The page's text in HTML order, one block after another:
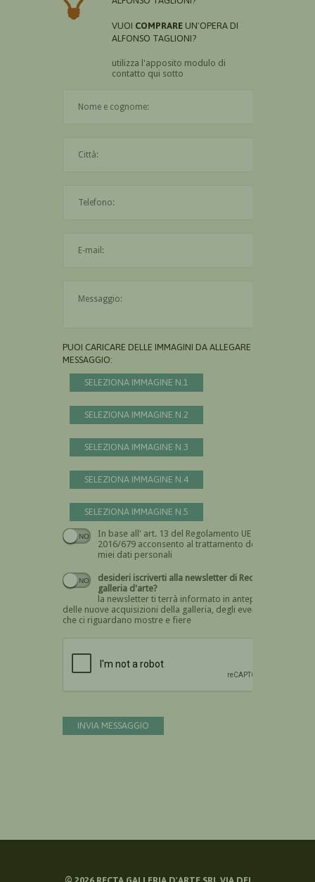
VUOI COMPRARE UN'OPERA DI
ALFONSO TAGLIONI?
utilizza l'apposito modulo di
contatto qui sotto
PUOI CARICARE DELLE IMMAGINI DA ALLEGARE AL
MESSAGGIO:
SELEZIONA IMMAGINE N.1
SELEZIONA IMMAGINE N.2
SELEZIONA IMMAGINE N.3
SELEZIONA IMMAGINE N.4
SELEZIONA IMMAGINE N.5
In base all' art. 13 del Regolamento UE n.
2016/679 acconsento al trattamento dei
miei dati personali
Devi dare il consenso
desideri iscriverti alla newsletter di Recta
galleria d'arte?
la newsletter ti terrà informato in anteprima
delle nuove acquisizioni della galleria, degli eventi
che ci riguardano mostre e fiere
INVIA MESSAGGIO